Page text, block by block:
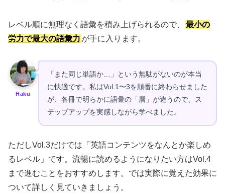
レベル順に無理なく語彙を積み上げられるので、
最小の
労力で最大の語彙力 が手に入ります。
Haku
「また同じ単語か…」という無駄がないのが本当
に快適です。私はVol.1〜3を順番に終わらせました
が、各冊で明らかに語彙の「層」が違うので、ス
テップアップを実感しながら学べました。
ただしVol.3だけでは「英語コンテンツをなんとか楽しめ
るレベル」です。流暢に読めるようになりたい方はVol.4
まで進むことをおすすめします。では実際に覚えた効果に
ついて詳しく見ていきましょう。